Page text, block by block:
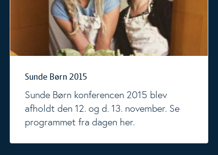
Sunde Børn 2015
Sunde Børn konferencen 2015 blev
afholdt den 12. og d. 13. november. Se
programmet fra dagen her.